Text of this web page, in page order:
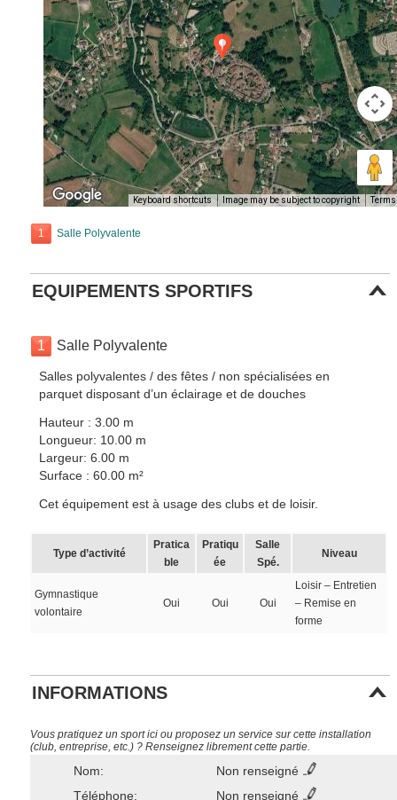
Keyboard shortcuts Image may be subject to copyright Terms
1 Salle Polyvalente
EQUIPEMENTS SPORTIFS
1 Salle Polyvalente
Salles polyvalentes / des fêtes / non spécialisées en
parquet disposant d’un éclairage et de douches
Hauteur : 3.00 m
Longueur: 10.00 m
Largeur: 6.00 m
Surface : 60.00 m²
Cet équipement est à usage des clubs et de loisir.
Type d’activité
Pratica
ble
Pratiqu
ée
Salle
Spé.
Niveau
Gymnastique
volontaire
Oui Oui Oui
Loisir – Entretien
– Remise en
forme
INFORMATIONS
Vous pratiquez un sport ici ou proposez un service sur cette installation
(club, entreprise, etc.) ? Renseignez librement cette partie.
Nom:
Non renseigné
Téléphone:
Non renseigné